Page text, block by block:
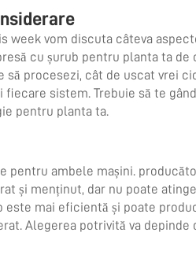
week vom discuta câteva
cu șurub pentru planta ta de
să procesezi, cât de uscat vrei
fiecare sistem. Trebuie să te
pentru planta ta.
pentru ambele mașini.
și menținut, dar nu poate
este mai eficientă și poate
Alegerea potrivită va